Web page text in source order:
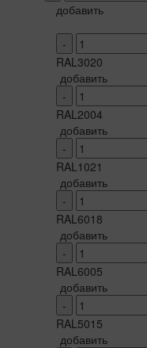
добавить
-
RAL3020
добавить
-
RAL2004
добавить
-
RAL1021
добавить
-
RAL6018
добавить
-
RAL6005
добавить
-
RAL5015
добавить